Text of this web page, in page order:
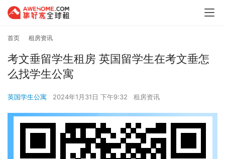
首页 租房资讯
考文垂留学生租房 英国留学生在考文垂怎
么找学生公寓
英国学生公寓 2024年1月31日 下午9:32 租房资讯